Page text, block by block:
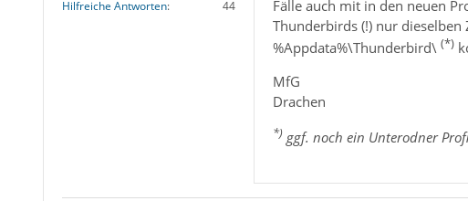
Hilfreiche Antworten
44
Fälle auch mit in den neuen
Thunderbirds (!) nur
%Appdata%\Thunderbird\ (*)
MfG
Drachen
*)ggf. noch ein Unterodner